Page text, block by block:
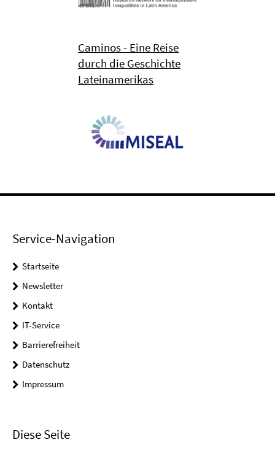
Caminos - Eine Reise
durch die Geschichte
Lateinamerikas
Service-Navigation
Startseite
Newsletter
Kontakt
IT-Service
Barrierefreiheit
Datenschutz
Impressum
Diese Seite